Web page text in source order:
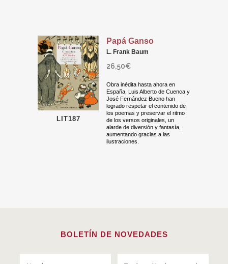
LIT187
Papá Ganso
L. Frank Baum
26,50€
Obra inédita hasta ahora en
España, Luis Alberto de Cuenca y
José Fernández Bueno han
logrado respetar el contenido de
los poemas y preservar el ritmo
de los versos originales, un
alarde de diversión y fantasía,
aumentando gracias a las
ilustraciones.
BOLETÍN DE NOVEDADES